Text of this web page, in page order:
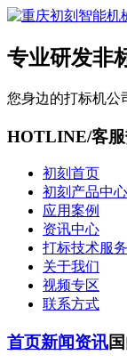
专业研发非
您身边的打标机公
HOTLINE/客
初刻首页
初刻产品中心
应用案例
资讯中心
打标技术服务
关于我们
视频专区
联系方式
首页新闻资讯